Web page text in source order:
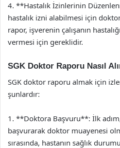
4. **Hastalık İzinlerinin
hastalık izni alabilmesi için
rapor, işverenin çalışanın
vermesi için gereklidir.
SGK Doktor Raporu Nasıl
SGK doktor raporu almak için
şunlardır:
1. **Doktora Başvuru**: İlk
başvurarak doktor muayenesi
sırasında, hastanın sağlık